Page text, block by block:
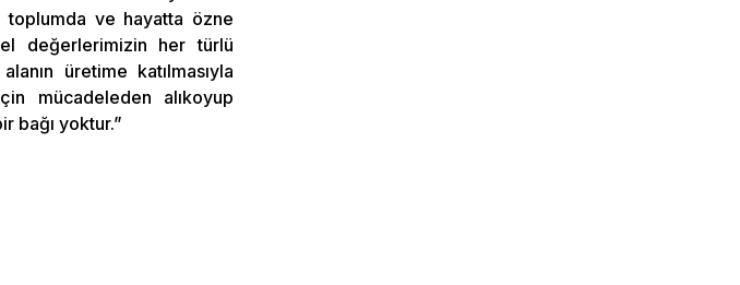
toplumda ve hayatta özne
değerlerimizin her türlü
üretime katılmasıyla
mücadeleden alıkoyup
bağı yoktur.”